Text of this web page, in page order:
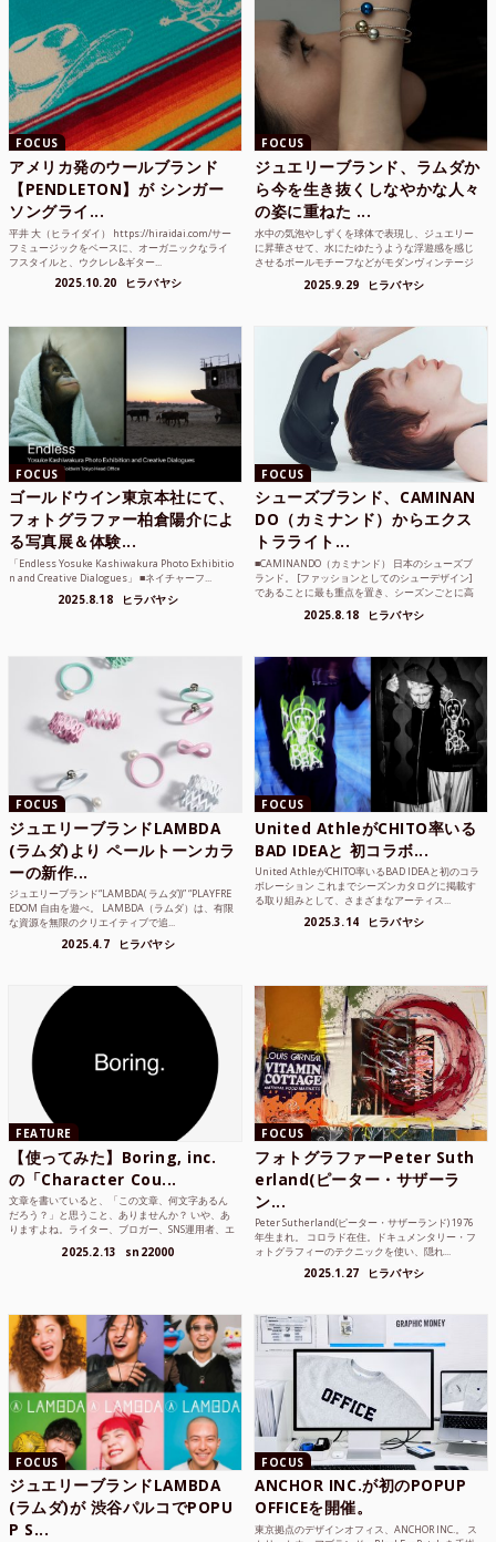
FOCUS
アメリカ発のウールブランド
【PENDLETON】が シンガー
ソングライ...
平井 大（ヒライダイ） https://hiraidai.com/サー
フミュージックをベースに、オーガニックなライ
フスタイルと、ウクレレ&ギター...
2025.10.20 ヒラバヤシ
FOCUS
ジュエリーブランド、ラムダか
ら今を生き抜くしなやかな人々
の姿に重ねた ...
水中の気泡やしずくを球体で表現し、ジュエリー
に昇華させて、水にたゆたうような浮遊感を感じ
させるボールモチーフなどがモダンヴィンテージ
2025.9.29 ヒラバヤシ
FOCUS
ゴールドウイン東京本社にて、
フォトグラファー柏倉陽介によ
る写真展＆体験...
「Endless Yosuke Kashiwakura Photo Exhibitio
n and Creative Dialogues」 ■ネイチャーフ...
2025.8.18 ヒラバヤシ
FOCUS
シューズブランド、CAMINAN
DO（カミナンド）からエクス
トラライト...
■CAMINANDO（カミナンド） 日本のシューズブ
ランド。 [ファッションとしてのシューデザイン]
であることに最も重点を置き、シーズンごとに高
2025.8.18 ヒラバヤシ
FOCUS
ジュエリーブランドLAMBDA
(ラムダ)より ペールトーンカラ
ーの新作...
ジュエリーブランド“LAMBDA( ラムダ))” “PLAYFRE
EDOM 自由を遊べ。 LAMBDA（ラムダ）は、有限
な資源を無限のクリエイティブで追...
2025.4.7 ヒラバヤシ
FOCUS
United AthleがCHITO率いる
BAD IDEAと 初コラボ...
United AthleがCHITO率いるBAD IDEAと初のコラ
ボレーション これまでシーズンカタログに掲載す
る取り組みとして、さまざまなアーティス...
2025.3.14 ヒラバヤシ
FEATURE
【使ってみた】Boring, inc.
の「Character Cou...
文章を書いていると、「この文章、何文字あるん
だろう？」と思うこと、ありませんか？ いや、あ
りますよね。ライター、ブロガー、SNS運用者、エ
2025.2.13 sn22000
FOCUS
フォトグラファーPeter Suth
erland(ピーター・サザーラ
ン...
Peter Sutherland(ピーター・サザーランド) 1976
年生まれ。 コロラド在住。ドキュメンタリー・フ
ォトグラフィーのテクニックを使い、隠れ...
2025.1.27 ヒラバヤシ
FOCUS
ジュエリーブランドLAMBDA
(ラムダ)が 渋谷パルコでPOPU
P S...
FOCUS
ANCHOR INC.が初のPOPUP
OFFICEを開催。
東京拠点のデザインオフィス、ANCHOR INC.。 ス